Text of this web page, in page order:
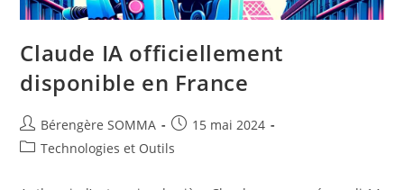
Claude IA officiellement
disponible en France
Auteur/autrice
de
Bérengère SOMMA
Post
published:
15 mai 2024
PostTechnologies et Outils